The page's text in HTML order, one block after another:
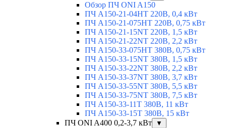
Обзор ПЧ ONI A150
ПЧ A150-21-04HT 220В, 0,4 кВт
ПЧ A150-21-075HT 220В, 0,75 кВт
ПЧ A150-21-15NT 220В, 1,5 кВт
ПЧ A150-21-22NT 220В, 2,2 кВт
ПЧ A150-33-075HT 380В, 0,75 кВт
ПЧ A150-33-15NT 380В, 1,5 кВт
ПЧ A150-33-22NT 380В, 2,2 кВт
ПЧ A150-33-37NT 380В, 3,7 кВт
ПЧ A150-33-55NT 380В, 5,5 кВт
ПЧ A150-33-75NT 380В, 7,5 кВт
ПЧ A150-33-11T 380В, 11 кВт
ПЧ A150-33-15T 380В, 15 кВт
ПЧ ONI A400 0,2-3,7 кВт
▼